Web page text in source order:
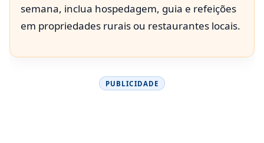
semana, inclua hospedagem, guia e refeições
em propriedades rurais ou restaurantes locais.
PUBLICIDADE